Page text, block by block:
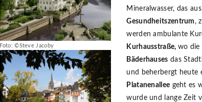
Foto: ©Steve Jacoby
Mineralwasser, das
Gesundheitszentrum,
werden ambulante
Kurhausstraße, wo die
Bäderhauses das
und beherbergt heute
Platanenallee geht es
wurde und lange Zeit